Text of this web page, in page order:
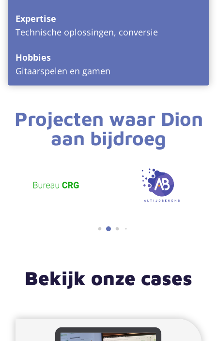
Expertise
Technische oplossingen, conversie
Hobbies
Gitaarspelen en gamen
Projecten waar Dion
aan bijdroeg
Bekijk onze cases